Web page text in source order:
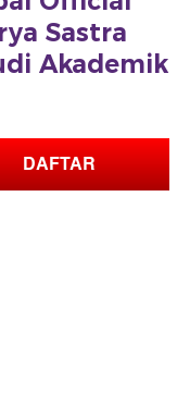
Sastra
Akademik
DAFTAR